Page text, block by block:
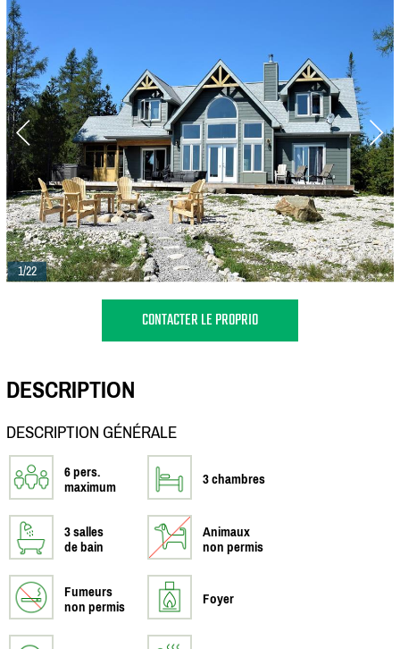
1/22
CONTACTER LE PROPRIO
DESCRIPTION
DESCRIPTION GÉNÉRALE
6 pers.
maximum
3 chambres
3 salles
de bain
Animaux
non permis
Fumeurs
non permis
Foyer